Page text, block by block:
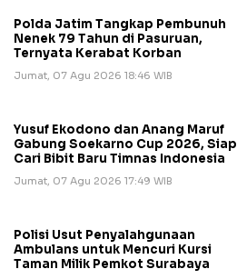
Polda Jatim Tangkap Pembunuh
Nenek 79 Tahun di Pasuruan,
Ternyata Kerabat Korban
Jumat, 07 Agu 2026 18:46 WIB
Yusuf Ekodono dan Anang Maruf
Gabung Soekarno Cup 2026, Siap
Cari Bibit Baru Timnas Indonesia
Jumat, 07 Agu 2026 17:49 WIB
Polisi Usut Penyalahgunaan
Ambulans untuk Mencuri Kursi
Taman Milik Pemkot Surabaya